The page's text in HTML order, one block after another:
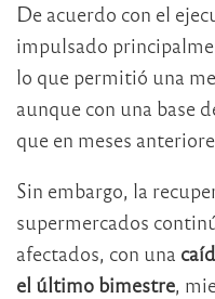
De acuerdo con el
impulsado
lo que permitió una
aunque con una base
que en meses
Sin embargo, la
supermercados
afectados, con una
el último bimestre,